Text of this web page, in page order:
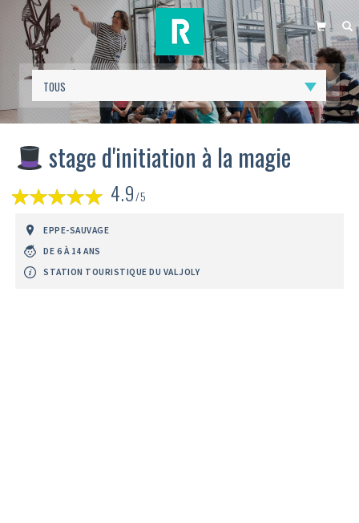
PANIER
stage d'initiation à la magie
4.9/5
EPPE-SAUVAGE
DE 6 À 14 ANS
STATION TOURISTIQUE DU VALJOLY